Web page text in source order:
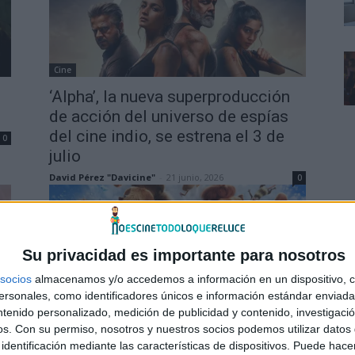
Su privacidad es importante para nosotros
socios almacenamos y/o accedemos a información en un dispositivo,
como identificadores únicos e información estándar
personalizado, medición de publicidad y contenido,
Con su permiso, nosotros y nuestros socios podemos utilizar datos
mediante las características de dispositivos. Puede
0
Cine
‘Alpha’, la nueva superproducción
de acción del universo de espías
del cine indio, se estrena el 3 de
julio
David Pérez "Davicine" 21 junio, 2026 0
Nuevo tráiler y un póster de ‘Ice